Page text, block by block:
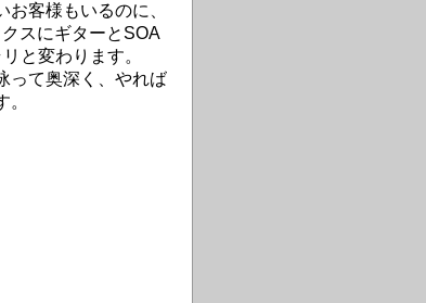
客様もいるのに、
クスにギターとSOA
と変わります。
って奥深く、やれば